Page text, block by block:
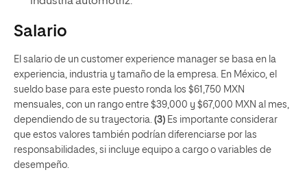
Salario
El salario de un customer experience manager se basa en la
experiencia, industria y tamaño de la empresa. En México, el
sueldo base para este puesto ronda los $61,750 MXN
mensuales, con un rango entre $39,000 y $67,000 MXN al mes,
dependiendo de su trayectoria. (3) Es importante considerar
que estos valores también podrían diferenciarse por las
responsabilidades, si incluye equipo a cargo o variables de
desempeño.